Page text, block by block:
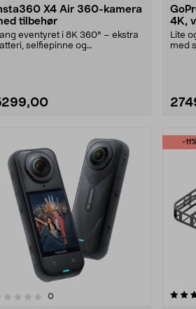
X4 Air 360-kamera
tilbehør
eventyret i 8K 360° – ekstra
selfiepinne og
4K,
Lite
med
0
-
4.0 av 5 stjerner